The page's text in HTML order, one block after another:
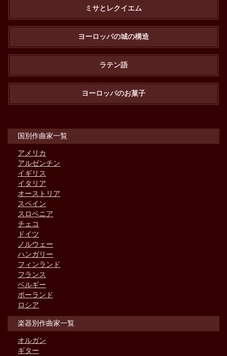
ミサとレクイエム
ヨーロッパの城の構造
ラテン語
ヨーロッパのお菓子
国別作曲家一覧
アメリカ
アルゼンチン
イギリス
イタリア
オーストリア
スペイン
スロベニア
チェコ
ドイツ
ノルウェー
ハンガリー
フィンランド
フランス
ベルギー
ポーランド
ロシア
楽器別作曲家一覧
オルガン
ギター